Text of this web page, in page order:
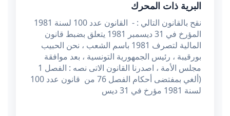
البرية ذات المحرك
نقح بالقانون التالي : - القانون عدد 100 لسنة 1981
المؤرخ في 31 ديسمبر 1981 يتعلق بضبط قانون
المالية لتصرف 1981 باسم الشعب ، نحن الحبيب
بورقيبة ، رئيس الجمهورية التونسية ، بعد موافقة
مجلس الأمة ، اصدرنا القانون الاتی نصه : الفصل 1
(ألغي بمفتضى أحكام الفصل 76 من قانون عدد 100
لسنة 1981 مؤرخ في 31 ديس